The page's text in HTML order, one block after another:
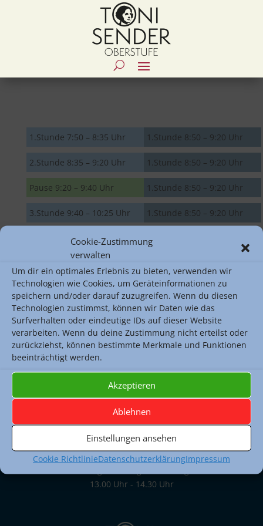
Cookie-Zustimmung
verwalten
Um dir ein optimales Erlebnis zu bieten, verwenden wir
Technologien wie Cookies, um Geräteinformationen zu
speichern und/oder darauf zuzugreifen. Wenn du diesen
Technologien zustimmst, können wir Daten wie das
Surfverhalten oder eindeutige IDs auf dieser Website
verarbeiten. Wenn du deine Zustimmung nicht erteilst oder
zurückziehst, können bestimmte Merkmale und Funktionen
beeinträchtigt werden.
Akzeptieren
Ablehnen
Einstellungen ansehen
Cookie RichtlinieDatenschutzerklärungImpressum
1.Stunde 7:50 – 8:35 Uhr
2.Stunde 8:35 – 9:20 Uhr
Pause 9:20 – 9:40 Uhr
3.Stunde 9:40 – 10:25 Uhr
4.Stunde 10:25 – 11:10 Uhr
1.Stunde 8:50 – 9:20 Uhr
1.Stunde 8:50 – 9:20 Uhr
1.Stunde 8:50 – 9:20 Uhr
1.Stunde 8:50 – 9:20 Uhr
1.Stunde 8:50 – 9:20 Uhr
1.Stunde 8:50 – 9:20 Uhr
1.Stunde 8:50 – 9:20 Uhr
Sekretariat
Raum: 108 (1. Obergeschoss)
069 212 44355 (Tel.)
Montag bis Freitag:
08.00 Uhr - 12.00 Uhr
13.00 Uhr - 14.30 Uhr